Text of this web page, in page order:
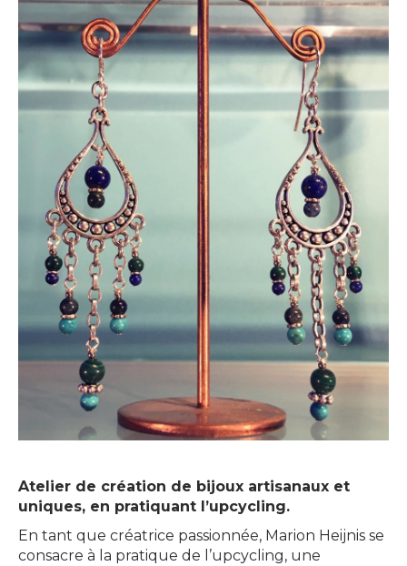
Atelier de création de bijoux artisanaux et
uniques, en pratiquant l’upcycling.
En tant que créatrice passionnée, Marion Heijnis se
consacre à la pratique de l’upcycling, une